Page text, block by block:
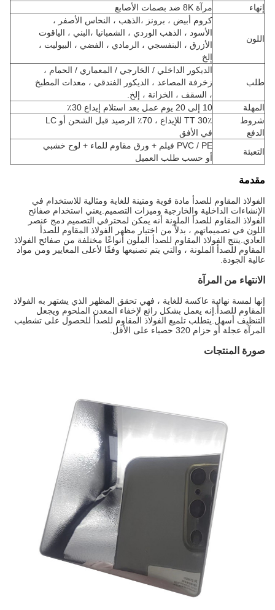
إنهاء مرآة 8K ضد بصمات الأصابع
اللون
كروم أبيض ، برونز ، الذهب ، النحاس الأصفر ،
الأسود ، الذهب الوردي ، الشمبانيا ، البني ، الياقوت
الأزرق ، البنفسجي ، الرمادي ، الفضي ، البيوليت ،
إلخ
طلب
الديكور الداخلي / الخارجي / المعماري / الحمام ،
زخرفة المصاعد ، الديكور الفندقي ، معدات المطبخ
، السقف ، الخزانة ، إلخ.
المهلة
10 إلى 20 يوم عمل بعد استلام إيداع 30٪
شروط
الدفع
30٪ TT للإيداع ، 70٪ الرصيد قبل الشحن أو LC
في الأفق
التعبئة
PVC / PE فيلم + ورق مقاوم للماء + لوح خشبي
أو حسب طلب العميل
مقدمة
الفولاذ المقاوم للصدأ مادة قوية ومتينة للغاية ومثالية للاستخدام في
الإنشاءات الداخلية والخارجية وميزات التصميم.يعني استخدام صفائح
الفولاذ المقاوم للصدأ الملونة أنه يمكن لمحترفي التصميم دمج عنصر
اللون في تصميماتهم ، بدلاً من اختيار مظهر الفولاذ المقاوم للصدأ
العادي.ينتج الفولاذ المقاوم للصدأ الملون أنواعًا مختلفة من صفائح الفولاذ
المقاوم للصدأ الملونة ، والتي يتم تصنيعها وفقًا لأعلى المعايير ومن مواد
عالية الجودة.
الانتهاء من المرآة
إنها لمسة نهائية عاكسة للغاية ، فهي تحقق المظهر الذي يشتهر به الفولاذ
المقاوم للصدأ.إنه يعمل بشكل رائع لإخفاء المعدن الملحوم ويجعل
التنظيف أسهل.يتطلب تلميع الفولاذ المقاوم للصدأ للحصول على تشطيب
المرآة عجلة أو حزام 320 حصباء على الأقل.
صورة المنتجات